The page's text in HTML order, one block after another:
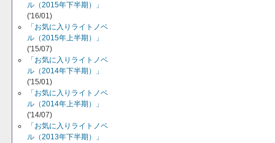
ル（2015年下半期）」
('16/01)
「お気に入りライトノベ
ル（2015年上半期）」
('15/07)
「お気に入りライトノベ
ル（2014年下半期）」
('15/01)
「お気に入りライトノベ
ル（2014年上半期）」
('14/07)
「お気に入りライトノベ
ル（2013年下半期）」